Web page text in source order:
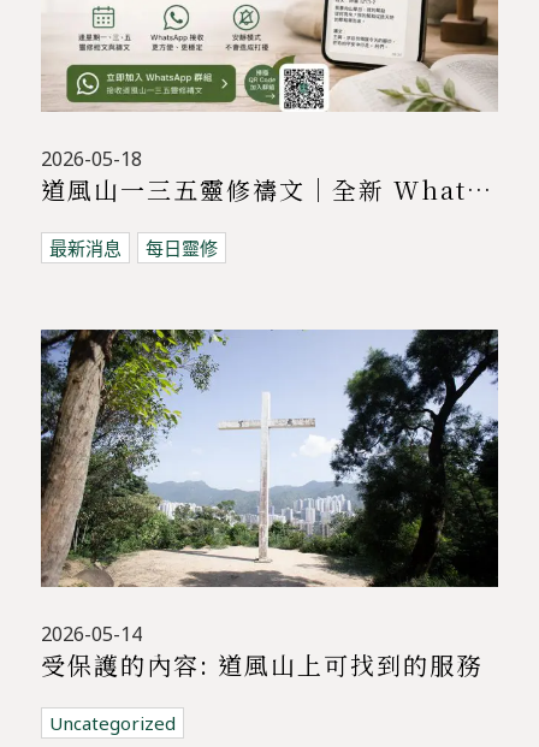
2026-05-18
道風山一三五靈修禱文｜全新 WhatsApp 訂閱方式
最新消息 每日靈修
2026-05-14
受保護的內容: 道風山上可找到的服務
Uncategorized